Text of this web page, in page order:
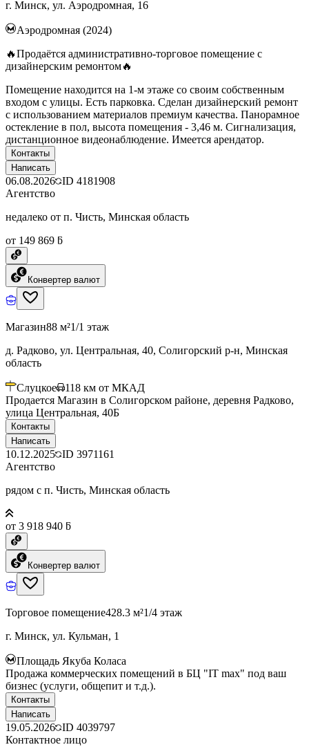
г. Минск, ул. Аэродромная, 16
Аэродромная (2024)
🔥Продаётся административно-торговое помещение с
дизайнерским ремонтом🔥
Помещение находится на 1-м этаже со своим собственным
входом с улицы. Есть парковка. Сделан дизайнерский ремонт
с использованием материалов премиум качества. Панорамное
остекление в пол, высота помещения - 3,46 м. Сигнализация,
дистанционное видеонаблюдение. Имеется арендатор.
Контакты
Написать
06.08.2026 ID 4181908
Агентство
недалеко от п. Чисть, Минская область
от 149 869 ƃ
Конвертер валют
Магазин88 м²1/1 этаж
д. Радково, ул. Центральная, 40, Солигорский р-н, Минская
область
Слуцкое 118 км от МКАД
Продается Магазин в Солигорском районе, деревня Радково,
улица Центральная, 40Б
Контакты
Написать
10.12.2025 ID 3971161
Агентство
рядом с п. Чисть, Минская область
от 3 918 940 ƃ
Конвертер валют
Торговое помещение428.3 м²1/4 этаж
г. Минск, ул. Кульман, 1
Площадь Якуба Коласа
Продажа коммерческих помещений в БЦ "IT max" под ваш
бизнес (услуги, общепит и т.д.).
Контакты
Написать
19.05.2026 ID 4039797
Контактное лицо